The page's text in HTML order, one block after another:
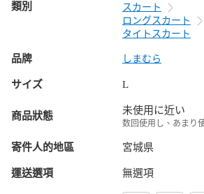
類別
スカート
ロングスカート
タイトスカート
品牌 しまむら
サイズ L
商品狀態 未使用に近い
数回使用し、あまり
寄件人的地區 宮城県
運送選項 無選項